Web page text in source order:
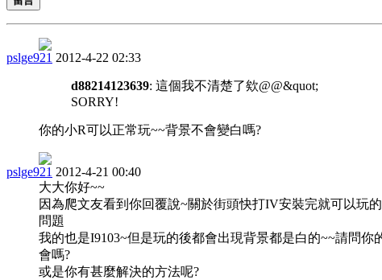
pslge921 2012-4-22 02:33
d88214123639: 這個我不清楚了欸@@&quot;
SORRY!
你的小R可以正常玩~~背景不會變白嗎?
pslge921 2012-4-21 00:40
大大你好~~
因為爬文友看到你回覆說~關於街頭快打IV安裝完就可以玩的
問題
我的也是I9103~但是玩的後都會出現背景都是白的~~請問你
會嗎?
或是你有甚麼解決的方法呢?